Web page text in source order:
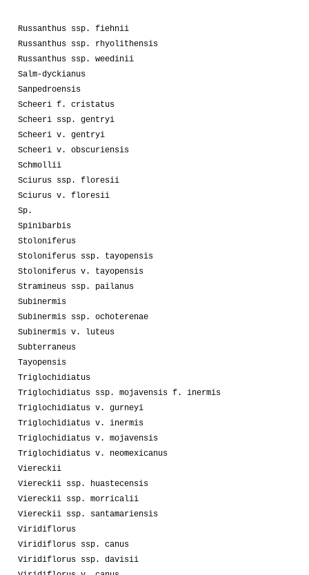
Russanthus ssp. fiehnii
Russanthus ssp. rhyolithensis
Russanthus ssp. weedinii
Salm-dyckianus
Sanpedroensis
Scheeri f. cristatus
Scheeri ssp. gentryi
Scheeri v. gentryi
Scheeri v. obscuriensis
Schmollii
Sciurus ssp. floresii
Sciurus v. floresii
Sp.
Spinibarbis
Stoloniferus
Stoloniferus ssp. tayopensis
Stoloniferus v. tayopensis
Stramineus ssp. pailanus
Subinermis
Subinermis ssp. ochoterenae
Subinermis v. luteus
Subterraneus
Tayopensis
Triglochidiatus
Triglochidiatus ssp. mojavensis f. inermis
Triglochidiatus v. gurneyi
Triglochidiatus v. inermis
Triglochidiatus v. mojavensis
Triglochidiatus v. neomexicanus
Viereckii
Viereckii ssp. huastecensis
Viereckii ssp. morricalii
Viereckii ssp. santamariensis
Viridiflorus
Viridiflorus ssp. canus
Viridiflorus ssp. davisii